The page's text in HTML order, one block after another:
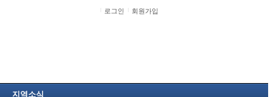
로그인 회원가입
지역소식